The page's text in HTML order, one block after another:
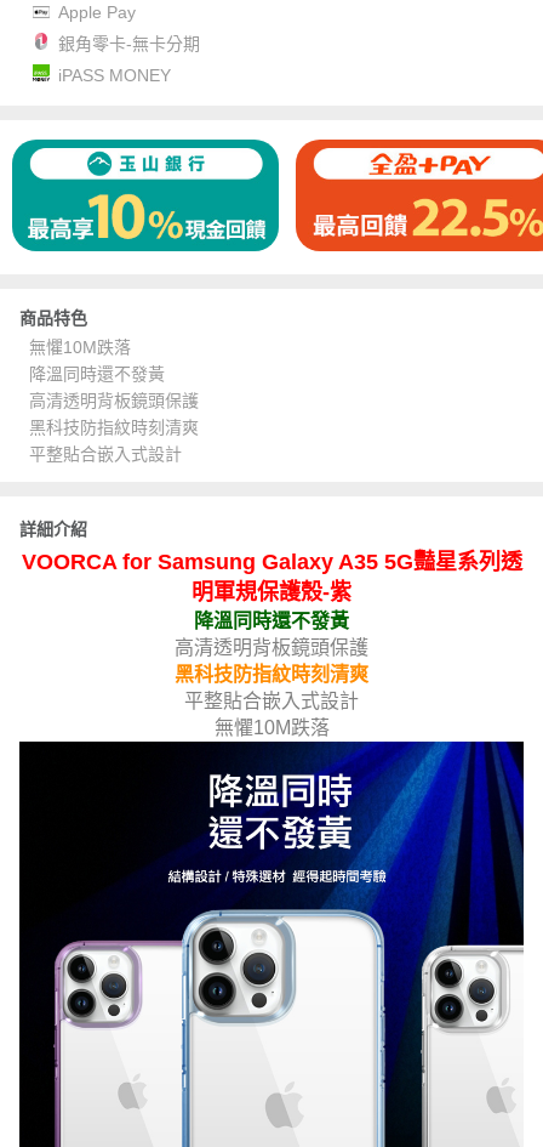
Apple Pay
銀角零卡-無卡分期
iPASS MONEY
商品特色
無懼10M跌落
降溫同時還不發黃
高清透明背板鏡頭保護
黑科技防指紋時刻清爽
平整貼合嵌入式設計
詳細介紹
VOORCA for Samsung Galaxy A35 5G豔星系列透
明軍規保護殼-紫
降溫同時還不發黃
高清透明背板鏡頭保護
黑科技防指紋時刻清爽
平整貼合嵌入式設計
無懼10M跌落